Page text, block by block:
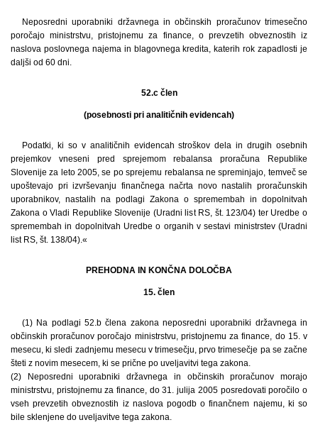
Neposredni uporabniki državnega in občinskih proračunov trimesečno
poročajo ministrstvu, pristojnemu za finance, o prevzetih obveznostih iz
naslova poslovnega najema in blagovnega kredita, katerih rok zapadlosti je
daljši od 60 dni.
52.c člen
(posebnosti pri analitičnih evidencah)
Podatki, ki so v analitičnih evidencah stroškov dela in drugih osebnih
prejemkov vneseni pred sprejemom rebalansa proračuna Republike
Slovenije za leto 2005, se po sprejemu rebalansa ne spreminjajo, temveč se
upoštevajo pri izvrševanju finančnega načrta novo nastalih proračunskih
uporabnikov, nastalih na podlagi Zakona o spremembah in dopolnitvah
Zakona o Vladi Republike Slovenije (Uradni list RS, št. 123/04) ter Uredbe o
spremembah in dopolnitvah Uredbe o organih v sestavi ministrstev (Uradni
list RS, št. 138/04).«
PREHODNA IN KONČNA DOLOČBA
15. člen
(1) Na podlagi 52.b člena zakona neposredni uporabniki državnega in
občinskih proračunov poročajo ministrstvu, pristojnemu za finance, do 15. v
mesecu, ki sledi zadnjemu mesecu v trimesečju, prvo trimesečje pa se začne
šteti z novim mesecem, ki se prične po uveljavitvi tega zakona.
(2) Neposredni uporabniki državnega in občinskih proračunov morajo
ministrstvu, pristojnemu za finance, do 31. julija 2005 posredovati poročilo o
vseh prevzetih obveznostih iz naslova pogodb o finančnem najemu, ki so
bile sklenjene do uveljavitve tega zakona.